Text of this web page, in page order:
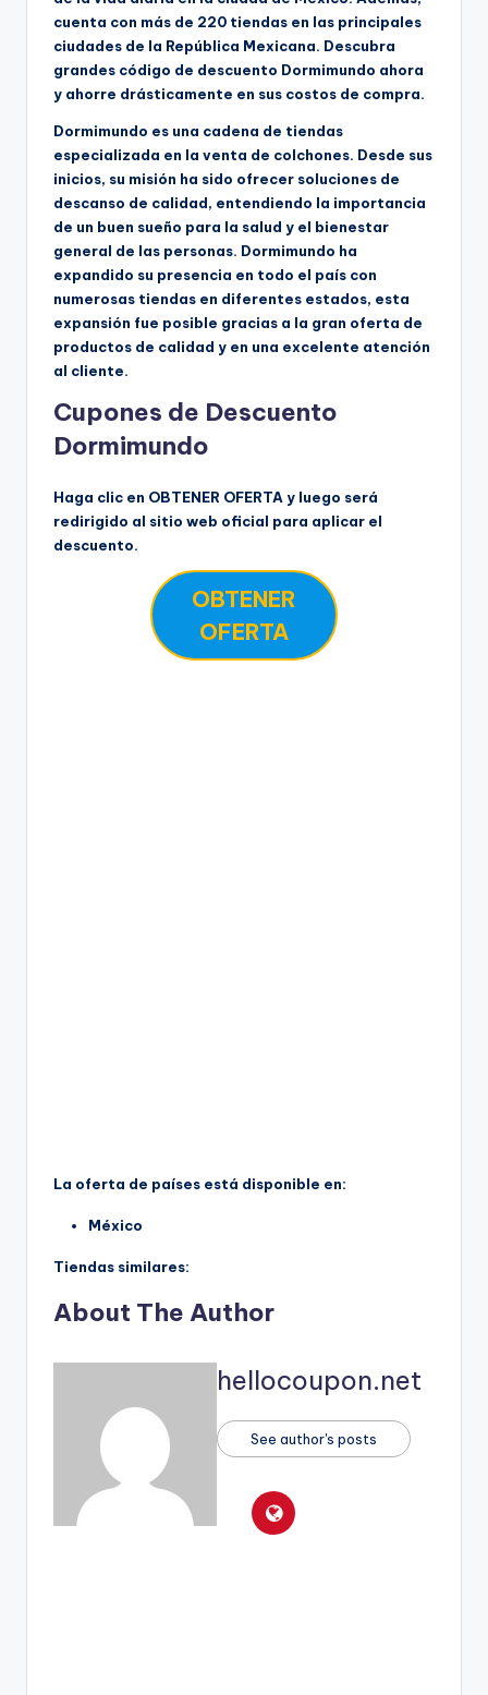
cuenta con más de 220 tiendas en las principales
ciudades de la República Mexicana. Descubra
grandes código de descuento Dormimundo ahora
y ahorre drásticamente en sus costos de compra.
Dormimundo es una cadena de tiendas
especializada en la venta de colchones. Desde sus
inicios, su misión ha sido ofrecer soluciones de
descanso de calidad, entendiendo la importancia
de un buen sueño para la salud y el bienestar
general de las personas. Dormimundo ha
expandido su presencia en todo el país con
numerosas tiendas en diferentes estados, esta
expansión fue posible gracias a la gran oferta de
productos de calidad y en una excelente atención
al cliente.
Cupones de Descuento
Dormimundo
Haga clic en OBTENER OFERTA y luego será
redirigido al sitio web oficial para aplicar el
descuento.
OBTENER
OFERTA
La oferta de países está disponible en:
México
Tiendas similares:
About The Author
hellocoupon.net
See author's posts